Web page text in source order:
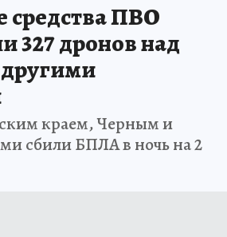
средства ПВО
327 дронов над
краем, Черным и
сбили БПЛА в ночь на 2